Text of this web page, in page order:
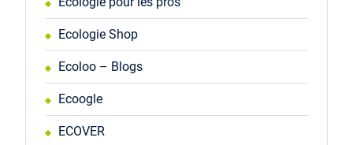
Ecologie Shop
Ecoloo – Blogs
Ecoogle
ECOVER